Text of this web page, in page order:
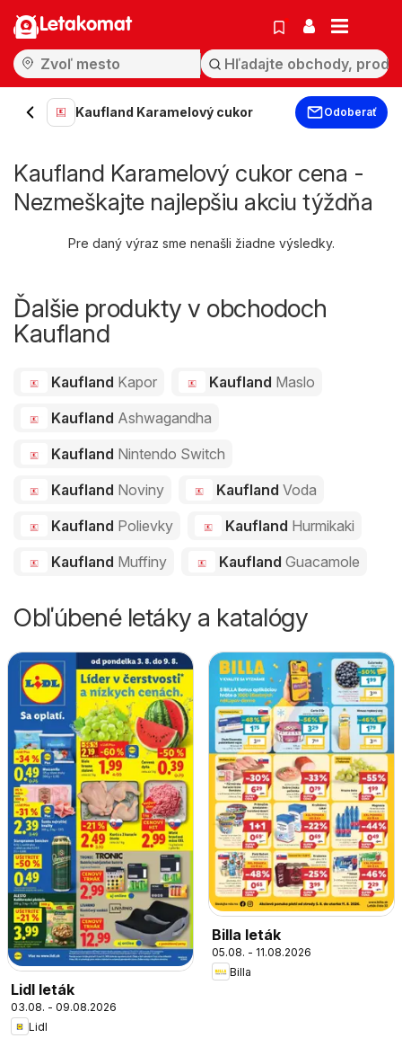
Letakomat
Kaufland Karamelový cukor Odoberať
Kaufland Karamelový cukor cena -
Nezmeškajte najlepšiu akciu týždňa
Pre daný výraz sme nenašli žiadne výsledky.
Ďalšie produkty v obchodoch
Kaufland
Kaufland Kapor Kaufland Maslo
Kaufland Ashwagandha
Kaufland Nintendo Switch
Kaufland Noviny Kaufland Voda
Kaufland Polievky Kaufland Hurmikaki
Kaufland Muffiny Kaufland Guacamole
Obľúbené letáky a katalógy
Lidl leták
03.08. - 09.08.2026
Lidl
Billa leták
05.08. - 11.08.2026
Billa